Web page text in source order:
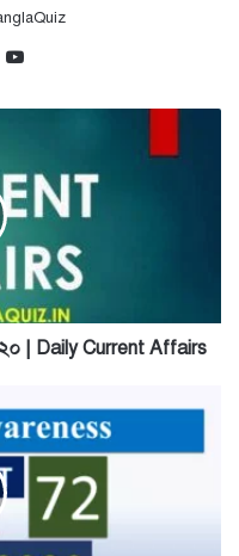
X
| Daily Current Affairs